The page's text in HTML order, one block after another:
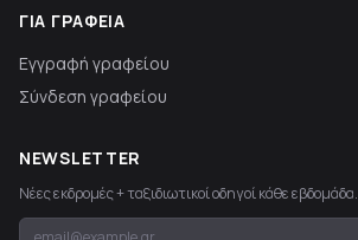
ΓΙΑ ΓΡΑΦΕΊΑ
Εγγραφή γραφείου
Σύνδεση γραφείου
NEWSLETTER
Νέες εκδρομές + ταξιδιωτικοί οδηγοί κάθε εβδομάδα.